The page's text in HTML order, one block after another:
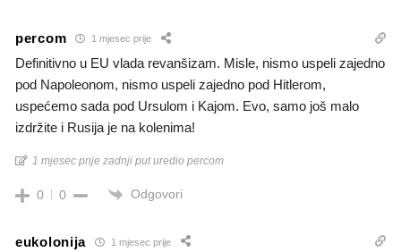
percom 1 mjesec prije
Definitivno u EU vlada revanšizam. Misle, nismo uspeli zajedno
pod Napoleonom, nismo uspeli zajedno pod Hitlerom,
uspećemo sada pod Ursulom i Kajom. Evo, samo još malo
izdržite i Rusija je na kolenima!
1 mjesec prije zadnji put uredio percom
0 0 Odgovori
eukolonija 1 mjesec prije